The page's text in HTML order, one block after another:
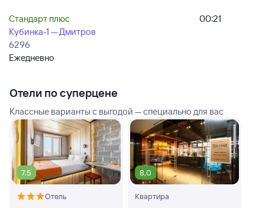
Стандарт плюс
Кубинка-1 — Дмитров
6296
Ежедневно
00:21
Отели по суперцене
Классные варианты с выгодой — специально для вас
7,5
Отель
8,0
Квартира